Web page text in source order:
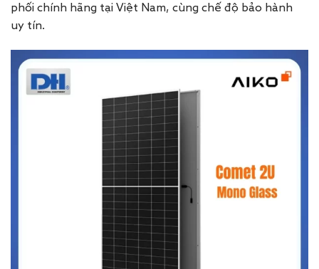
phối chính hãng tại Việt Nam, cùng chế độ bảo hành
uy tín.